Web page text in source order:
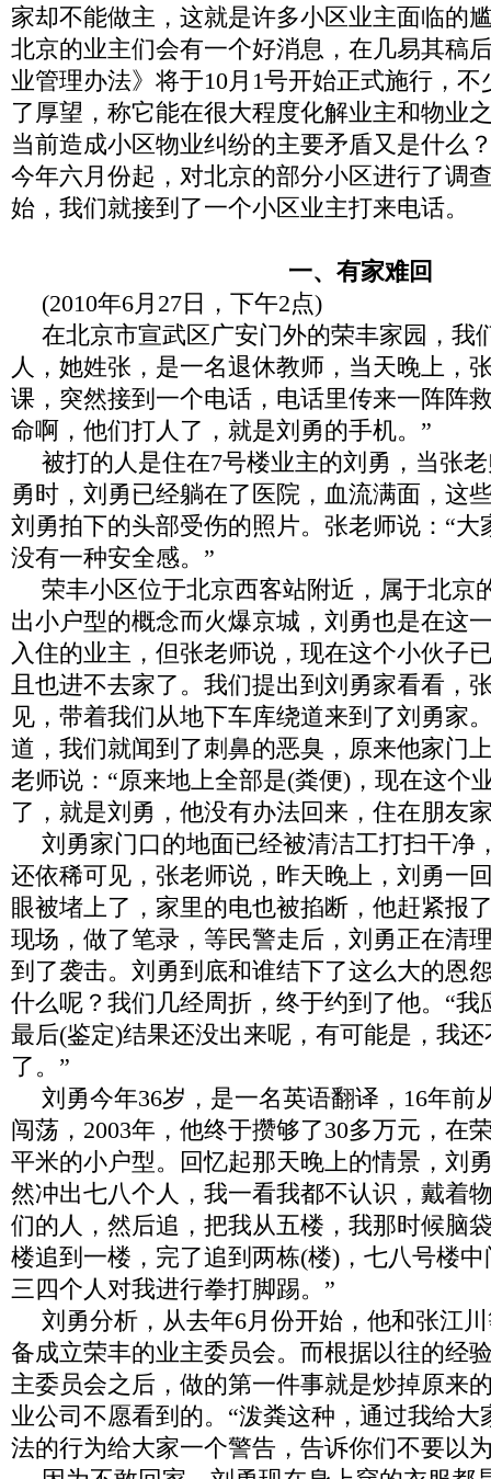
家却不能做主，这就是许多小区业主面临的
北京的业主们会有一个好消息，在几易其稿
业管理办法》将于10月 1号开始正式施行，不
了厚望，称它能在很大程度化解业主和物业
当前造成小区物业纠纷的主要矛盾又是什么
今年六月份起，对北京的部分小区进行了调
始，我们就接到了一个小区业主打来电话。
一、有家难回
(2010年6月 27日 ， 下午2点)
在北京市宣武区广安门外的荣丰家园，我
人，她姓张，是一名退休教师， 当天晚上，
课，突然接到一个电话，电话里传来一阵阵
命啊，他们打人了，就是刘勇的手机。”
被打的人是住在7号楼业主的刘勇，当张
勇时，刘勇已经躺在了医院，血流满面，这
刘勇拍下的头部受伤的照片。 张老师说：“大
没有一种安全感。”
荣丰小区位于北京西客站附近，属于北京
出小户型的概念而火爆京城，刘勇也是在这
入住的业主，但张老师说，现在这个小伙子
且也进不去家了。我们提出到刘勇家看看，
见，带着我们从地下车库绕道来到了刘勇家
道，我们就闻到了刺鼻的恶臭，原来他家门
老师说：“原来地上全部是(粪便) ，现在这个
了 ， 就是刘勇，他没有办法回来，住在朋友
刘勇家门口的地面已经被清洁工打扫干净
还依稀可见， 张老师说，昨天晚上，刘勇一
眼被堵上了，家里的电也被掐断，他赶紧报
现场，做了笔录，等民警走后，刘勇正在清
到了袭击。刘勇到底和谁结下了这么大的恩
什么呢？我们几经周折，终于约到了他。 “我
最后(鉴定)结果还没出来呢，有可能是，我
了。”
刘勇今年36岁，是一名英语翻译， 16年前
闯荡， 2003年，他终于攒够了30多万元，在
平米的小户型。回忆起那天晚上的情景，刘
然冲出七八个人，我一看我都不认识，戴着
们的人，然后追，把我从五楼，我那时候脑
楼追到一楼，完了追到两栋(楼) ，七八号楼
三四个人对我进行拳打脚踢。”
刘勇分析，从去年6月份开始，他和张江
备成立荣丰的业主委员会。而根据以往的经
主委员会之后，做的第一件事就是炒掉原来
业公司不愿看到的。 “泼粪这种，通过我给大
法的行为给大家一个警告，告诉你们不要以